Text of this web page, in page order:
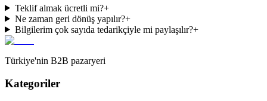
Teklif almak ücretli mi?+
Ne zaman geri dönüş yapılır?+
Bilgilerim çok sayıda tedarikçiyle mi paylaşılır?+
Türkiye'nin B2B pazaryeri
Kategoriler